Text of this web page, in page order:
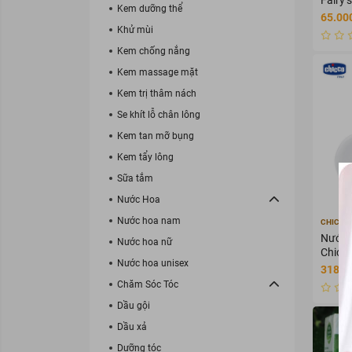
Kem dưỡng thể
Khử mùi
Kem chống nắng
Kem massage mặt
Kem trị thâm nách
Se khít lỗ chân lông
Kem tan mỡ bụng
Kem tẩy lông
Sữa tắm
Nước Hoa
Nước hoa nam
Nước hoa nữ
Nước hoa unisex
Chăm Sóc Tóc
Dầu gội
Dầu xả
Dưỡng tóc
CHICCO
Nước